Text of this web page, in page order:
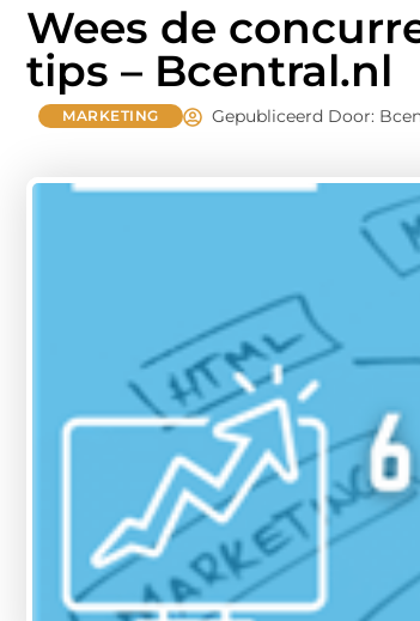
Wees de
tips – Bcentral.nl
MARKETING Gepubliceerd Door: